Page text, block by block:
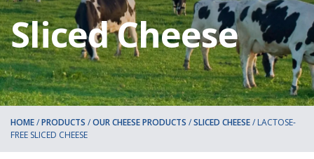
Sliced Cheese
HOME/PRODUCTS /OUR CHEESE PRODUCTS /SLICED CHEESE/ LACTOSE-
FREE SLICED CHEESE